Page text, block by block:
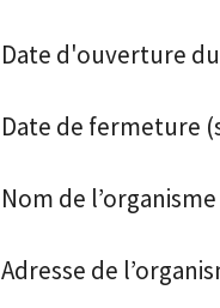
Date d'ouverture
Date de fermeture
Nom de
Adresse de